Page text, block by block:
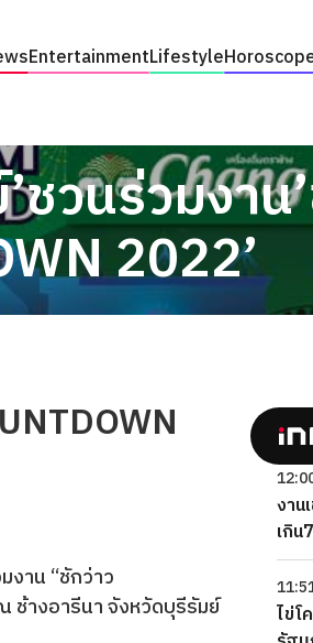
EntertainmentLifestyle
ชวนร่วมงาน
2022’
งาน “ชักว่าว
ช้างอารีนา จังหวัดบุรีรัมย์
งาน
เกิ
ไข่โ